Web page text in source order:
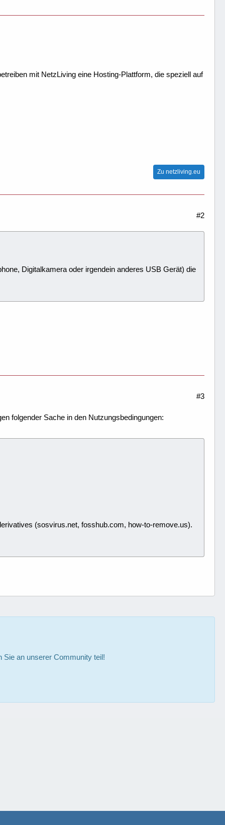
mit NetzLiving eine Hosting-Plattform, die speziell auf
Zu netzliving.eu
#2
Digitalkamera oder irgendein anderes USB Gerät) die
#3
folgender Sache in den Nutzungsbedingungen:
(sosvirus.net, fosshub.com, how-to-remove.us).
Sie an unserer Community teil!